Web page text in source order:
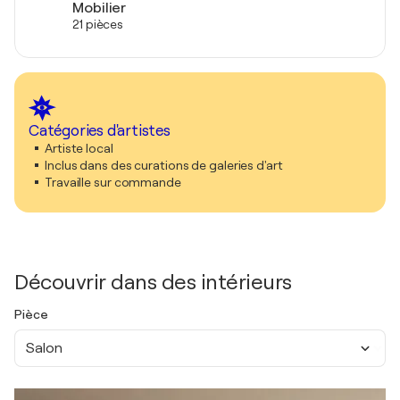
Mobilier
21 pièces
Catégories d'artistes
Artiste local
Inclus dans des curations de galeries d'art
Travaille sur commande
Découvrir dans des intérieurs
Pièce
Salon